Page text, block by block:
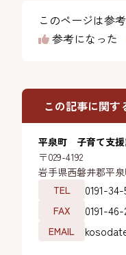
このページは参
参考になった
この記事に関す
平泉町 子育て支
〒029-4192
岩手県西磐井郡平
TEL
0191-
FAX 0191-
EMAIL